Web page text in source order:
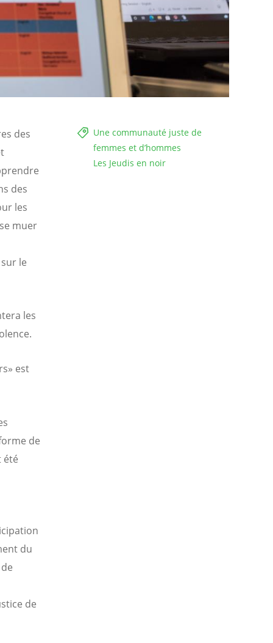
Une communauté juste de
femmes et d’hommes
Les Jeudis en noir
des
des
les
muer
le
les
est
de
été
du
de